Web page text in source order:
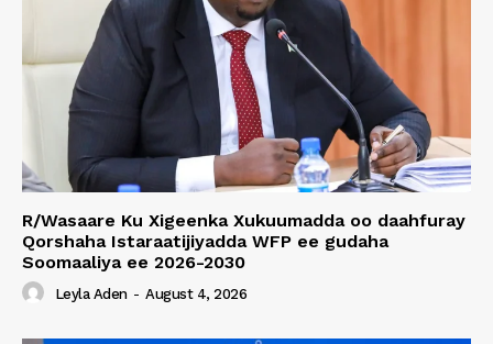
R/Wasaare Ku Xigeenka Xukuumadda oo daahfuray
Qorshaha Istaraatijiyadda WFP ee gudaha
Soomaaliya ee 2026-2030
Leyla Aden - August 4, 2026